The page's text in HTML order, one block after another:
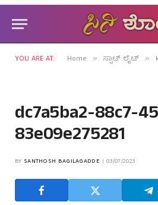
YOU ARE AT: Home » ಸ್ಪಾಟ್ ಲೈಟ್ »
dc7a5ba2-88c7-
83e09e275281
BY SANTHOSH BAGILAGADDE 03/07/2023